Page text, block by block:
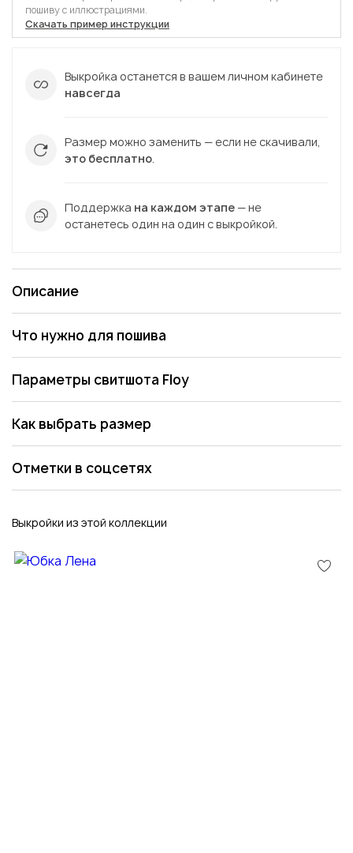
пошиву с иллюстрациями.
Скачать пример инструкции
Выкройка останется в вашем личном кабинете
навсегда
Размер можно заменить — если не скачивали,
это бесплатно.
Поддержка на каждом этапе — не
останетесь один на один с выкройкой.
Описание
Что нужно для пошива
Параметры свитшота Floy
Как выбрать размер
Отметки в соцсетях
Выкройки из этой коллекции